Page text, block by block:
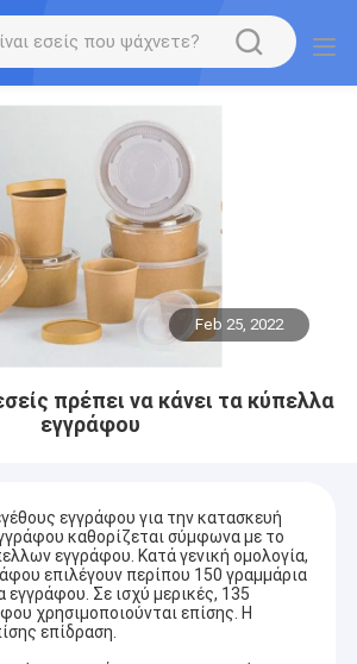
Feb 25, 2022
πρέπει να κάνει τα κύπελλα
εγγράφου
εγγράφου για την κατασκευή
καθορίζεται σύμφωνα με το
εγγράφου. Κατά γενική ομολογία,
επιλέγουν περίπου 150 γραμμάρια
εγγράφου. Σε ισχύ μερικές, 135
χρησιμοποιούνται επίσης. Η
επίδραση.